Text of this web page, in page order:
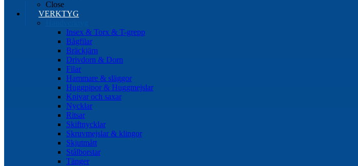
Close
VERKTYG
Insex & Torx & T-grepp
Bågfilar
Bräckjärn
Drivdorn & Dorn
Filar
Hammare & släggor
Huggpipor & Huggmejslar
Knivar och saxar
Nycklar
Ritsar
Skiftnycklar
Skruvmejslar & klingor
Skjutmått
Stålborstar
Tänger